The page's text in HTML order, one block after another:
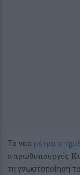
Τα νέα μέτρα
ο πρωθυπουργός
τη γνωστοποίηση